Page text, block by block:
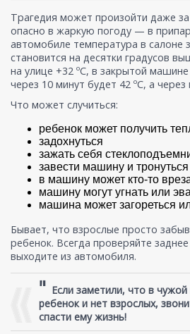
Трагедия может произойти даже
опасно в жаркую погоду — в
автомобиле температура в салоне
становится на десятки градусов
на улице +32 ºC, в закрытой
через 10 минут будет 42 ºC, а
Что может случиться:
ребенок может получить
задохнуться
зажать себя
завести машину и
в машину может кто-то
машину могут угнать или
машина может загореться
Бывает, что взрослые просто
ребенок. Всегда проверяйте
выходите из автомобиля.
" Если заметили, что в
ребенок и нет взрослых,
спасти ему жизнь!